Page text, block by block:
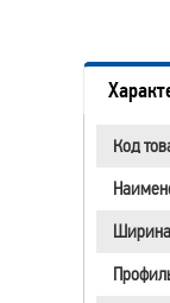
Код